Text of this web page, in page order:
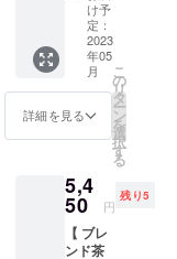
終了翌
日中に
Facebo
okグ
ループ
への招
待リン
クを送
いただ
きます
※
Facebo
okアカ
す！ 〈
内容 〉
・南太
平洋の
コー
きトー
クイベ
加券（1
人分）
・お礼
のメッ
セージ
cebook.
com/mi
raisozo
work/ ※
送料込
額と
なって
来創造
部より
配送さ
せてい
の香り
で、
ぐっす
りとし
た眠り
わって
みてく
内容 〉
・
ディー
プレス
graphy
by 丸山
由起）
あえて
志原の
自然
「だ
真集
で、お
よそ十
万年か
ターン
です。
以前の
体制か
らリ
ニュー
アルし
ちの林
菜々子
さんが
運営す
ること
過去に
担当し
た起案
者・静
岡県熱
海市の
路地裏
にある
書店
つの本
屋』と
のコラ
ボリ
ターン
け予
定：
2023
年05
月
詳細を見る
こ
の
リ
タ
ー
ン
を
選
択
す
る
5,4
50 円
残り5
【 ブレ
ンド茶